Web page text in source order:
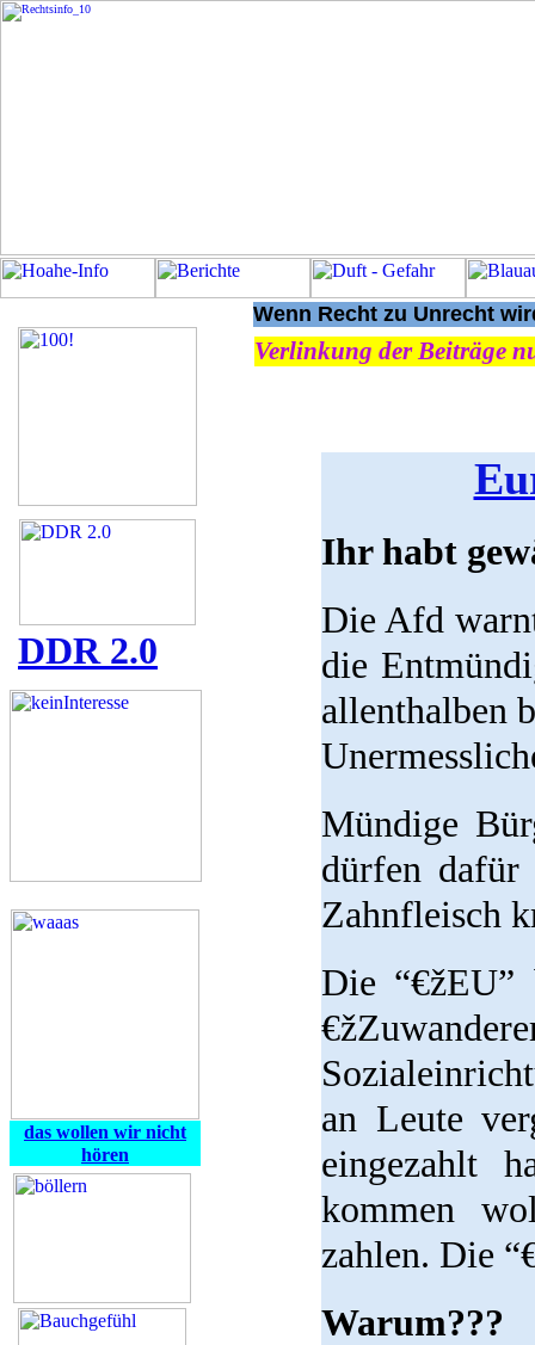
DDR 2.0
das wollen wir nicht
hören
Wenn Recht zu Unrecht
Verlinkung der Beiträge
Ihr habt
Die Afd
die
allenthalben
Mündige
dürfen dafür
Zahnfleisch
Die “€žEU”
an Leute
eingezahlt
kommen
zahlen. Die
Warum???